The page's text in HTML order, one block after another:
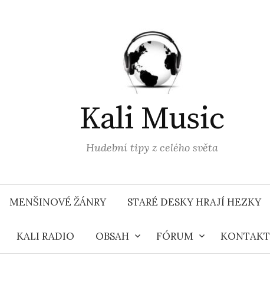
Kali Music
Hudební tipy z celého světa
MENŠINOVÉ ŽÁNRY STARÉ DESKY HRAJÍ HEZKY
KALI RADIO OBSAH FÓRUM KONTAKT